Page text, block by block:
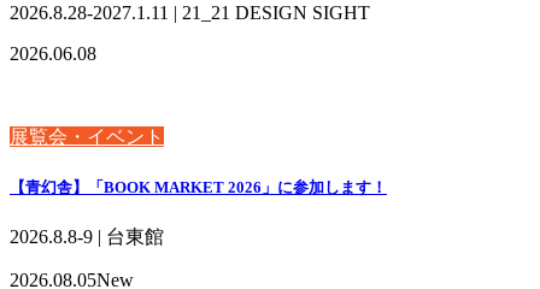
2026.8.28-2027.1.11 | 21_21 DESIGN SIGHT
2026.06.08
展覧会・イベント
【青幻舎】「BOOK MARKET 2026」に参加します！
2026.8.8-9 | 台東館
2026.08.05New